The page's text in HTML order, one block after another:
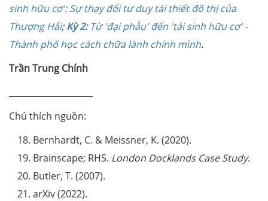
sinh hữu cơ': Sự thay đổi tư duy tái thiết đô thị của
Thượng Hải;Kỳ 2:Từ 'đại phẫu' đến 'tái sinh hữu cơ' -
Thành phố học cách chữa lành chính mình.
Trần Trung Chính
Chú thích nguồn:
Bernhardt, C. & Meissner, K. (2020).
Brainscape; RHS. London Docklands Case Study.
Butler, T. (2007).
arXiv (2022).